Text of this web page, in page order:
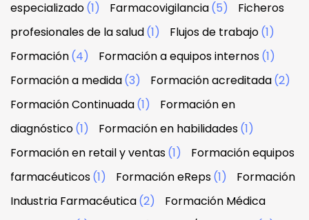
especializado(1) Farmacovigilancia(5)
Ficheros
profesionales de la salud(1) Flujos de trabajo(1)
Formación(4) Formación a equipos internos(1)
Formación a medida(3) Formación acreditada(2)
Formación Continuada(1)
Formación en
diagnóstico(1) Formación en habilidades(1)
Formación en retail y ventas(1)
Formación equipos
farmacéuticos(1) Formación eReps(1)
Formación
Industria Farmacéutica(2)
Formación Médica